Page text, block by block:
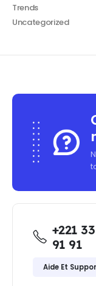
Trends
Uncategorized
+221
91 91
Aide Et